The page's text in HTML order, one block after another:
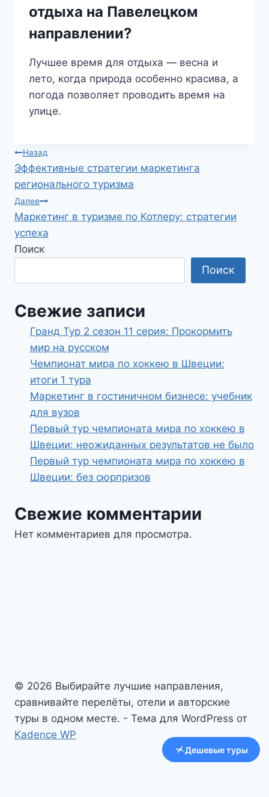
отдыха на Павелецком
направлении?
Лучшее время для отдыха — весна и
лето, когда природа особенно красива, а
погода позволяет проводить время на
улице.
Навигация
по
записям
Назад
Эффективные стратегии маркетинга
регионального туризма
Далее
Маркетинг в туризме по Котлеру: стратегии
успеха
Поиск
Поиск
Свежие записи
Гранд Тур 2 сезон 11 серия: Прокормить
мир на русском
Чемпионат мира по хоккею в Швеции:
итоги 1 тура
Маркетинг в гостиничном бизнесе: учебник
для вузов
Первый тур чемпионата мира по хоккею в
Швеции: неожиданных результатов не было
Первый тур чемпионата мира по хоккею в
Швеции: без сюрпризов
Свежие комментарии
Нет комментариев для просмотра.
© 2026 Выбирайте лучшие направления,
сравнивайте перелёты, отели и авторские
туры в одном месте. - Тема для WordPress от
Kadence WP
Дешевые туры